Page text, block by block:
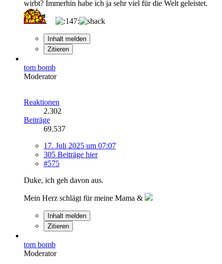
wirbt? Immerhin habe ich ja sehr viel für die Welt geleistet.
Inhalt melden
Zitieren
tom bomb
Moderator
Reaktionen
2.302
Beiträge
69.537
17. Juli 2025 um 07:07
305 Beiträge hier
#575
Duke, ich geh davon aus.
Mein Herz schlägt für meine Mama &
Inhalt melden
Zitieren
tom bomb
Moderator